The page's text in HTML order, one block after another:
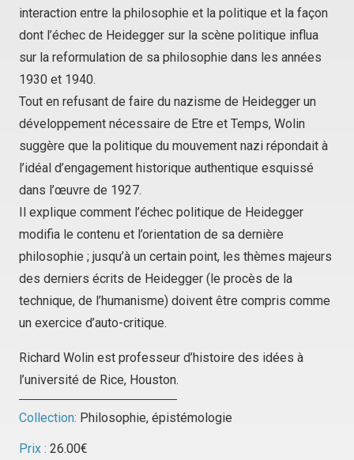
interaction entre la philosophie et la politique et la façon
dont l’échec de Heidegger sur la scène politique influa
sur la reformulation de sa philosophie dans les années
1930 et 1940.
Tout en refusant de faire du nazisme de Heidegger un
développement nécessaire de Etre et Temps, Wolin
suggère que la politique du mouvement nazi répondait à
l’idéal d’engagement historique authentique esquissé
dans l’œuvre de 1927.
Il explique comment l’échec politique de Heidegger
modifia le contenu et l’orientation de sa dernière
philosophie ; jusqu’à un certain point, les thèmes majeurs
des derniers écrits de Heidegger (le procès de la
technique, de l’humanisme) doivent être compris comme
un exercice d’auto-critique.
Richard Wolin est professeur d’histoire des idées à
l’université de Rice, Houston.
Collection: Philosophie, épistémologie
Prix : 26.00€